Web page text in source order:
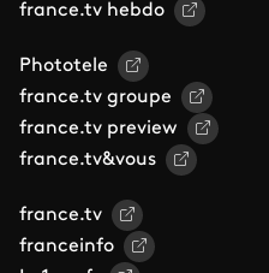
france.tv hebdo
Phototele
france.tv groupe
france.tv preview
france.tv&vous
france.tv
franceinfo